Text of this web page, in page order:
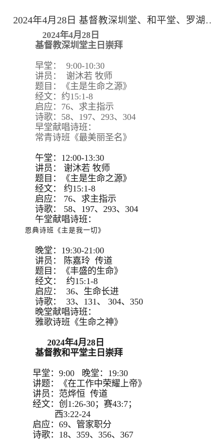
2024年4月28日 基督教深圳堂、和平堂、罗湖堂主日崇拜
2024年4月28日
基督教深圳堂主日崇拜
早堂： 9:00-10:30
讲员： 谢沐若 牧师
题目：《主是生命之源》
经文：约15:1-8
启应：76、求主指示
诗歌：58、197、293、304
早堂献唱诗班：
常青诗班《最美丽圣名》
午堂：12:00-13:30
讲员：
谢沐若 牧师
题目：
《主是生命之源》
经文：
约15:1-8
启应：
76、求主指示
诗歌：
58、197、293、 304
午堂献唱诗班：
恩典诗班《主是我一切》
晚堂：19:30-21:00
讲员： 陈嘉玲 传道
题目：《丰盛的生命》
经文： 约15:1-8
启应： 36、生命长进
诗歌： 33、131、 304、350
晚堂献唱诗班：
雅歌诗班《生命之神》
2024年4月28日
基督教和平堂主日崇拜
早堂：9:00 晚堂：19:30
讲题：《在工作中荣耀上帝》
讲员：范烨恒 传道
经文：创1:26-30；赛43:7；
西3:22-24
启应：69、管家职分
诗歌：18、359、356、367